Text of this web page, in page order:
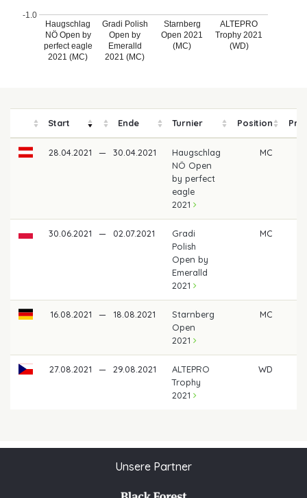
Haugschlag
NÖ Open by
perfect eagle
2021 (MC)
Gradi Polish
Open by
Emeralld
2021 (MC)
Starnberg
Open 2021
(MC)
ALTEPRO
Trophy 2021
(WD)
-1.0
Start Ende Turnier Position
28.04.2021 — 30.04.2021
Haugschlag
NÖ Open
by perfect
eagle
2021
MC
30.06.2021 — 02.07.2021
Gradi
Polish
Open by
Emeralld
2021
MC
16.08.2021 — 18.08.2021
Starnberg
Open
2021
MC
27.08.2021 — 29.08.2021
ALTEPRO
Trophy
2021
WD
Unsere Partner